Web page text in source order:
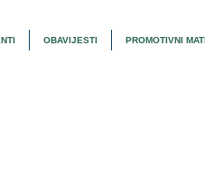
OBAVIJESTI PROMOTIVNI